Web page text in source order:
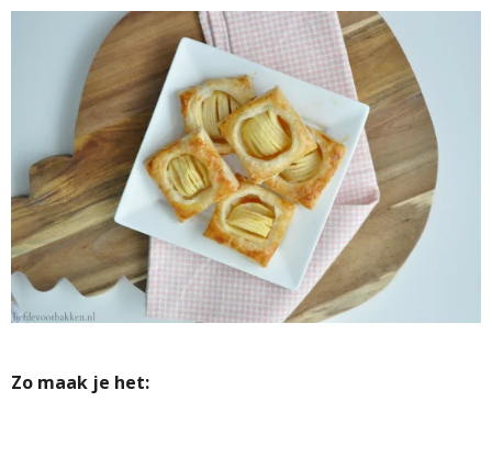
Zo maak je het: